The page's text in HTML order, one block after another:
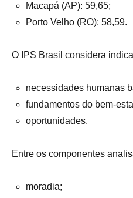
Macapá (AP): 59,65;
Porto Velho (RO): 58,59.
O IPS Brasil considera
necessidades humanas
fundamentos do bem-
oportunidades.
Entre os componentes
moradia;